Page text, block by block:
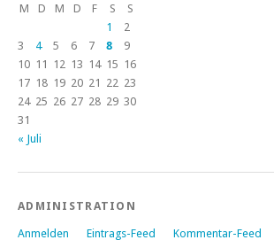
M
D M D F S
S
1
2
3
4 5 6 7 8
9
10 11 12 13 14 15 16
17 18 19 20 21 22 23
24 25 26 27 28 29 30
31
« Juli
ADMINISTRATION
Anmelden Eintrags-Feed Kommentar-Feed